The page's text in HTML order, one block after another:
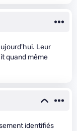
Leur
quand même
identifiés